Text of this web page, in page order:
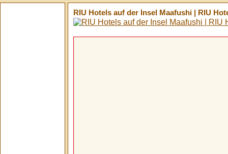
RIU Hotels auf der Insel Maafushi | RIU